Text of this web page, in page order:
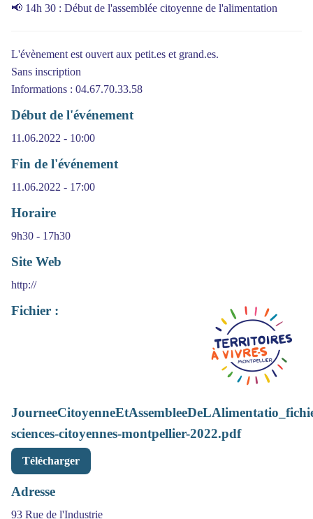
📢 14h 30 : Début de l'assemblée citoyenne de l'alimentation
L'évènement est ouvert aux petit.es et grand.es.
Sans inscription
Informations : 04.67.70.33.58
Début de l'événement
11.06.2022 - 10:00
Fin de l'événement
11.06.2022 - 17:00
Horaire
9h30 - 17h30
Site Web
http://
Fichier :
sciences-citoyennes-montpellier-2022.pdf
Télécharger
Adresse
93 Rue de l'Industrie